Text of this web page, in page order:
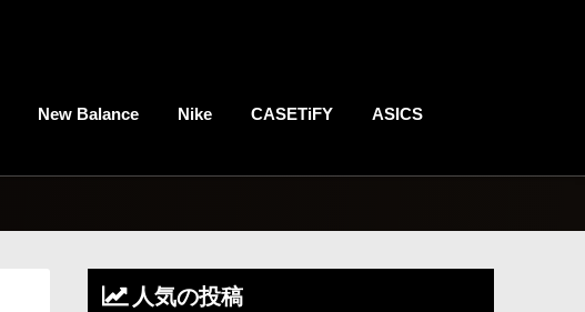
New Balance Nike CASETiFY ASICS
人気の投稿